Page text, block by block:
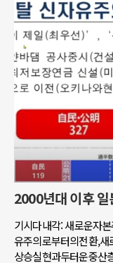
2000년대 이후
기시다내각: 새로운자
유주의로부터의전환,
상승실현과두터운중산